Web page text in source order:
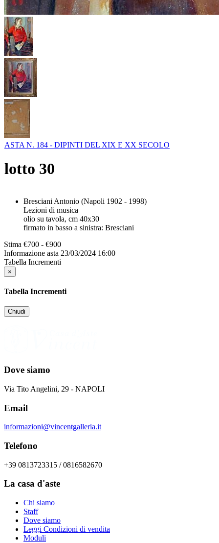
ASTA N. 184 - DIPINTI DEL XIX E XX SECOLO
lotto 30
Bresciani Antonio (Napoli 1902 - 1998)
Lezioni di musica
olio su tavola, cm 40x30
firmato in basso a sinistra: Bresciani
Stima €700 - €900
Informazione asta 23/03/2024 16:00
Tabella Incrementi
×
Tabella Incrementi
Chiudi
Dove siamo
Via Tito Angelini, 29 - NAPOLI
Email
informazioni@vincentgalleria.it
Telefono
+39 0813723315 / 0816582670
La casa d'aste
Chi siamo
Staff
Dove siamo
Leggi Condizioni di vendita
Moduli